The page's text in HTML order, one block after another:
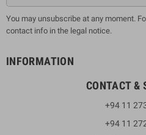
You may unsubscribe at any moment.
contact info in the legal notice.
INFORMATION
CONTACT &
+94 11
+94 11